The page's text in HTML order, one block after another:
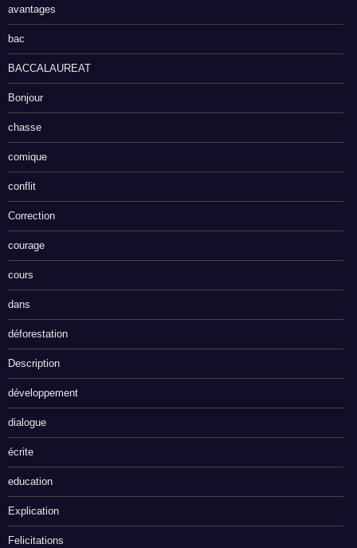
avantages
bac
BACCALAUREAT
Bonjour
chasse
comique
conflit
Correction
courage
cours
dans
déforestation
Description
développement
dialogue
écrite
education
Explication
Felicitations